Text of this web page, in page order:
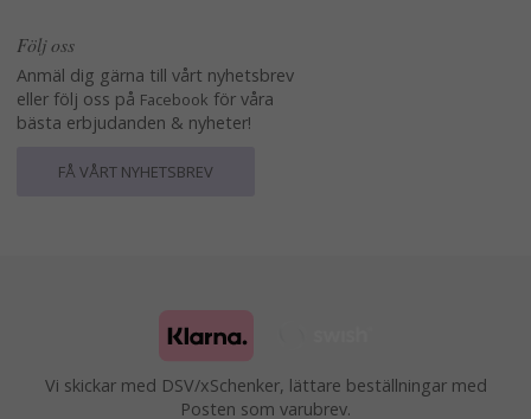
Följ oss
Anmäl dig gärna till vårt nyhetsbrev
eller följ oss på Facebook för våra
bästa erbjudanden & nyheter!
FÅ VÅRT NYHETSBREV
Vi skickar med DSV/xSchenker, lättare beställningar med
Posten som varubrev.